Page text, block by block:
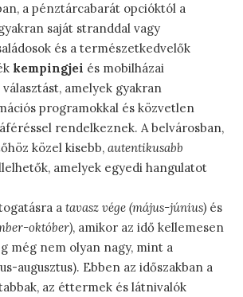
a pénztárcabarát opcióktól a
saját stranddal vagy
és a természetkedvelők
kempingjei és mobilházai
amelyek gyakran
programokkal és közvetlen
rendelkeznek. A belvárosban,
közel kisebb, autentikusabb
amelyek egyedi hangulatot
a tavasz vége (május-június) és
október), amikor az idő kellemesen
még nem olyan nagy, mint a
augusztus). Ebben az időszakban a
az éttermek és látnivalók